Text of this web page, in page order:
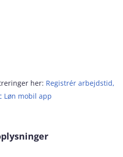
her: Registrér arbejdstid,
Løn mobil app